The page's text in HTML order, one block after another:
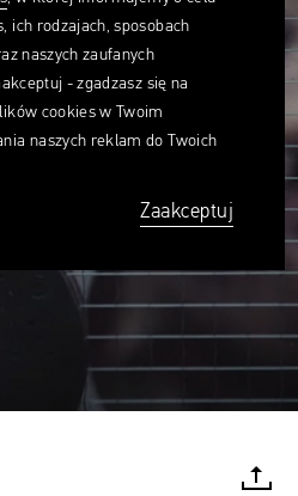
ich rodzajach, sposobach
naszych zaufanych
- zgadzasz się na
cookies w Twoim
naszych reklam do Twoich
Zaakceptuj